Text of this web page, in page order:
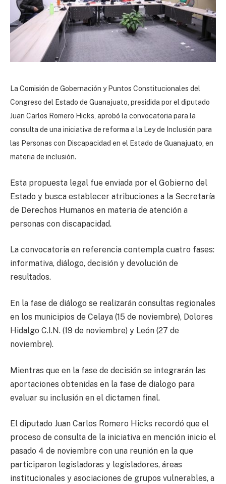
La Comisión de Gobernación y Puntos Constitucionales del
Congreso del Estado de Guanajuato, presidida por el diputado
Juan Carlos Romero Hicks, aprobó la convocatoria para la
consulta de una iniciativa de reforma a la Ley de Inclusión para
las Personas con Discapacidad en el Estado de Guanajuato, en
materia de inclusión.
Esta propuesta legal fue enviada por el Gobierno del
Estado y busca establecer atribuciones a la Secretaría
de Derechos Humanos en materia de atención a
personas con discapacidad.
La convocatoria en referencia contempla cuatro fases:
informativa, diálogo, decisión y devolución de
resultados.
En la fase de diálogo se realizarán consultas regionales
en los municipios de Celaya (15 de noviembre), Dolores
Hidalgo C.I.N. (19 de noviembre) y León (27 de
noviembre).
Mientras que en la fase de decisión se integrarán las
aportaciones obtenidas en la fase de dialogo para
evaluar su inclusión en el dictamen final.
El diputado Juan Carlos Romero Hicks recordó que el
proceso de consulta de la iniciativa en mención inicio el
pasado 4 de noviembre con una reunión en la que
participaron legisladoras y legisladores, áreas
institucionales y asociaciones de grupos vulnerables, a